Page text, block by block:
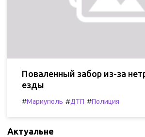
Поваленный забор из-за
езды
#Мариуполь #ДТП #Полиция
Актуальне